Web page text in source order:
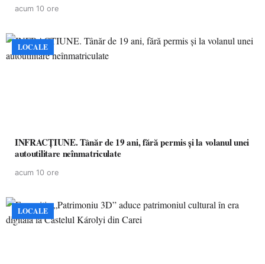
acum 10 ore
LOCALE
INFRACȚIUNE. Tânăr de 19 ani, fără permis și la volanul unei
autoutilitare neînmatriculate
acum 10 ore
LOCALE